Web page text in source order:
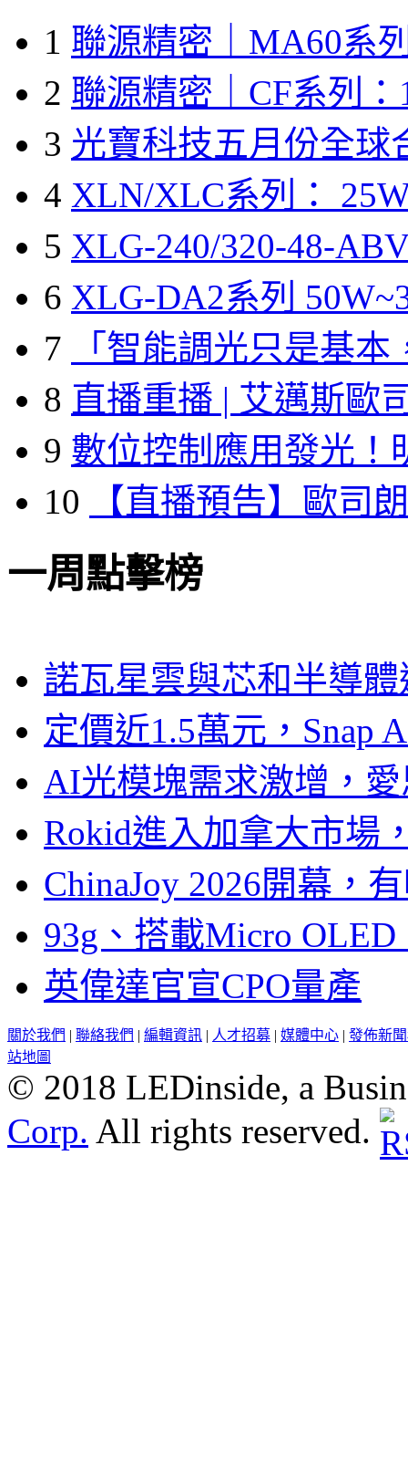
1 聯源精密｜MA60系
2 聯源精密｜CF系列：
3 光寶科技五月份全球
4 XLN/XLC系列：
5 XLG-240/320-48-
6 XLG-DA2系列
7
「智能調光只是基本
8 直播重播 | 艾邁斯歐
9 數位控制應用發光！
10
【直播預告】歐司
一周點擊榜
諾瓦星雲與芯和半導
定價近1.5萬元，Snap
AI光模塊需求激增，
Rokid進入加拿大市場
ChinaJoy 2026開幕，
93g、搭載Micro
英偉達官宣CPO量產
關於我們 | 聯絡我們 | 編輯資訊 | 人才招募 | 媒體中心 | 發佈新
站地圖
© 2018 LEDinside, a
Corp. All rights reserved.